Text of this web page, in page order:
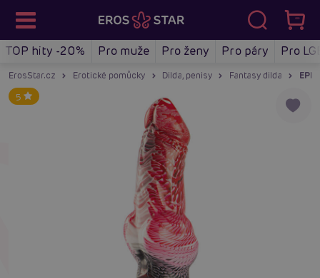
TOP hity -20% Pro muže Pro ženy Pro páry Pro
ErosStar.cz Erotické pomůcky Dilda, penisy Fantasy dilda
5